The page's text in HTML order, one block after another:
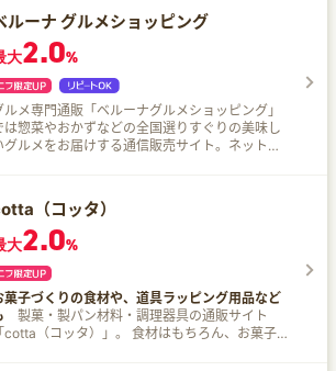
まざまなスイーツをご用意♪
ルーナ グルメショッピング
大2.0%
ルメ専門通販「ベルーナグルメショッピング」
は惣菜やおかずなどの全国選りすぐりの美味し
グルメをお届けする通信販売サイト。ネット限
（コッタ）
大2.0%
菓子づくりの食材や、道具ラッピング用品など
製菓・製パン材料・調理器具の通販サイト
「cotta（コッタ）」。 食材はもちろん、お菓子作